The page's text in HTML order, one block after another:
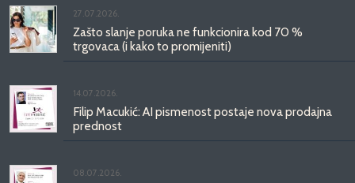
27.07.2026.
Zašto slanje poruka ne funkcionira kod 70 %
trgovaca (i kako to promijeniti)
14.07.2026.
Filip Macukić: AI pismenost postaje nova prodajna
prednost
08.07.2026.